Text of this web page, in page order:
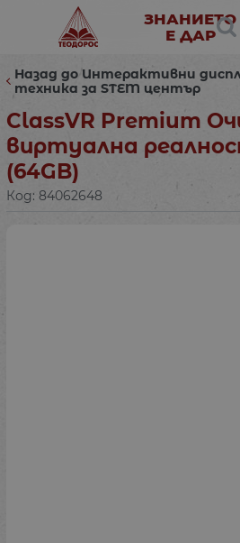
ЗНАНИЕТО
Е ДАР
Назад до Интерактивни
техника за STEM център
ClassVR Premium
виртуална
(64GB)
Код: 84062648